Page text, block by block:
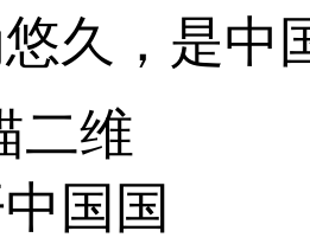
久，是中